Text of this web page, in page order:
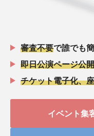
審査不要で誰でも
即日公演ページ公開
チケット電子化、
イベント集